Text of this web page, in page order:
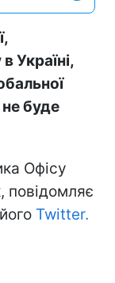
Україні,
не буде
Офісу
повідомляє
Twitter.